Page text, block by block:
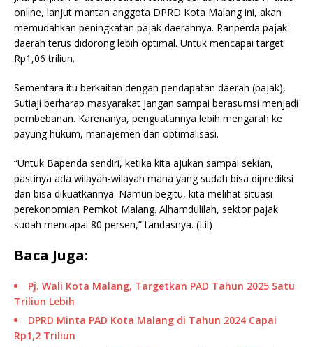
online, lanjut mantan anggota DPRD Kota Malang ini, akan
memudahkan peningkatan pajak daerahnya. Ranperda pajak
daerah terus didorong lebih optimal. Untuk mencapai target
Rp1,06 triliun.
Sementara itu berkaitan dengan pendapatan daerah (pajak),
Sutiaji berharap masyarakat jangan sampai berasumsi menjadi
pembebanan. Karenanya, penguatannya lebih mengarah ke
payung hukum, manajemen dan optimalisasi.
“Untuk Bapenda sendiri, ketika kita ajukan sampai sekian,
pastinya ada wilayah-wilayah mana yang sudah bisa diprediksi
dan bisa dikuatkannya. Namun begitu, kita melihat situasi
perekonomian Pemkot Malang. Alhamdulilah, sektor pajak
sudah mencapai 80 persen,” tandasnya. (Lil)
Baca Juga:
Pj. Wali Kota Malang, Targetkan PAD Tahun 2025 Satu
Triliun Lebih
DPRD Minta PAD Kota Malang di Tahun 2024 Capai
Rp1,2 Triliun